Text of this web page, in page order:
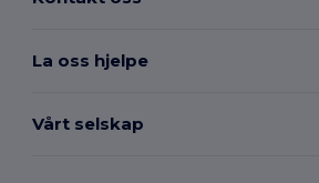
La oss hjelpe
Vårt selskap